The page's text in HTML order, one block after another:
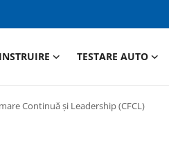
TESTARE AUTO
Continuă și Leadership (CFCL)